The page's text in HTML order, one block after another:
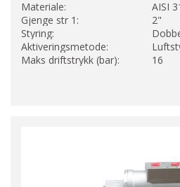
Materiale:
AISI
Gjenge str 1:
2"
Styring:
Aktiveringsmetode:
Maks driftstrykk (bar):
16